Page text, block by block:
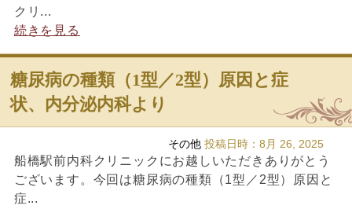
クリ...
続きを見る
糖尿病の種類（1型／2型）原因と症
状、内分泌内科より
その他 投稿日時：8月 26, 2025
船橋駅前内科クリニックにお越しいただきありがとう
ございます。今回は糖尿病の種類（1型／2型）原因と
症...